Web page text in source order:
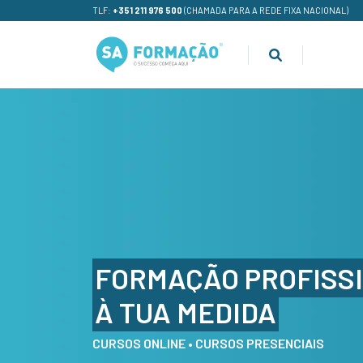
TLF: +351 211 976 500 (CHAMADA PARA A REDE FIXA NACIONAL)
FORMAÇÃO
À TUA MEDIDA
CURSOS ONLINE • CURSOS PRESENCIAIS